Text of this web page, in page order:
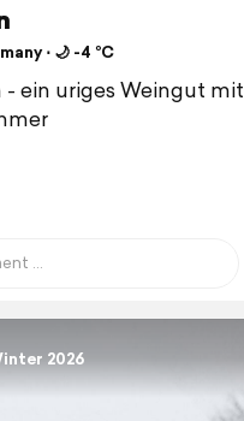
⋅ 🌙 -4 °C
ein uriges Weingut mit
2026